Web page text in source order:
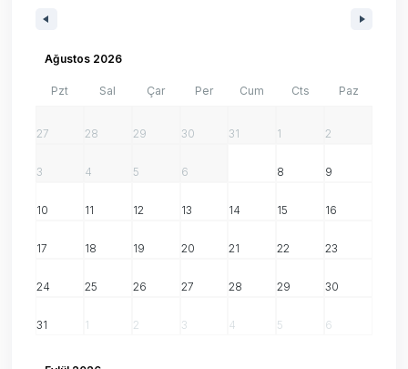
Ağustos 2026
Pzt Sal Çar Per Cum Cts Paz
27 28 29 30 31 1 2
3 4 5 6 8 9
10 11 12 13 14 15 16
17 18 19 20 21 22 23
24 25 26 27 28 29 30
31 1 2 3 4 5 6